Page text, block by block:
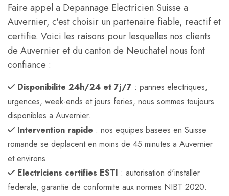
Faire appel a Depannage Electricien Suisse a
Auvernier, c'est choisir un partenaire fiable, reactif et
certifie. Voici les raisons pour lesquelles nos clients
de Auvernier et du canton de Neuchatel nous font
confiance :
Disponibilite 24h/24 et 7j/7 : pannes electriques,
urgences, week-ends et jours feries, nous sommes toujours
disponibles a Auvernier.
Intervention rapide : nos equipes basees en Suisse
romande se deplacent en moins de 45 minutes a Auvernier
et environs.
Electriciens certifies ESTI : autorisation d'installer
federale, garantie de conformite aux normes NIBT 2020.